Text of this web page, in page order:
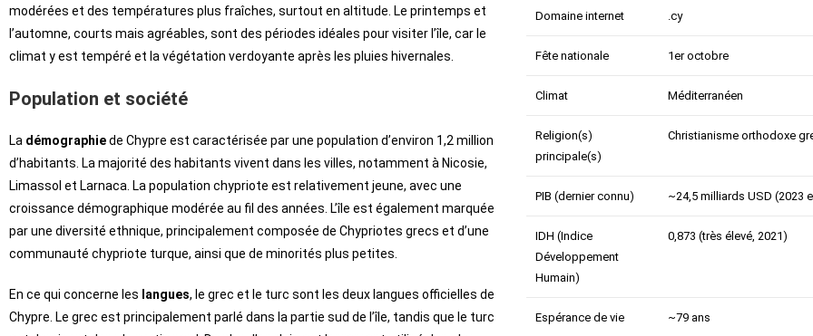
modérées et des températures plus fraîches, surtout en altitude. Le printemps et
l’automne, courts mais agréables, sont des périodes idéales pour visiter l’île, car le
climat y est tempéré et la végétation verdoyante après les pluies hivernales.
Population et société
La démographiede Chypre est caractérisée par une population d’environ 1,2 million
d’habitants. La majorité des habitants vivent dans les villes, notamment à Nicosie,
Limassol et Larnaca. La population chypriote est relativement jeune, avec une
croissance démographique modérée au fil des années. L’île est également marquée
par une diversité ethnique, principalement composée de Chypriotes grecs et d’une
communauté chypriote turque, ainsi que de minorités plus petites.
En ce qui concerne les langues, le grec et le turc sont les deux langues officielles de
Chypre. Le grec est principalement parlé dans la partie sud de l’île, tandis que le turc
Domaine internet .cy
Fête nationale 1er octobre
Climat Méditerranéen
Religion(s)
principale(s)
Christianisme orthodoxe
PIB (dernier connu) ~24,5 milliards USD (2023
IDH (Indice
Développement
Humain)
0,873 (très élevé, 2021)
Espérance de vie ~79 ans